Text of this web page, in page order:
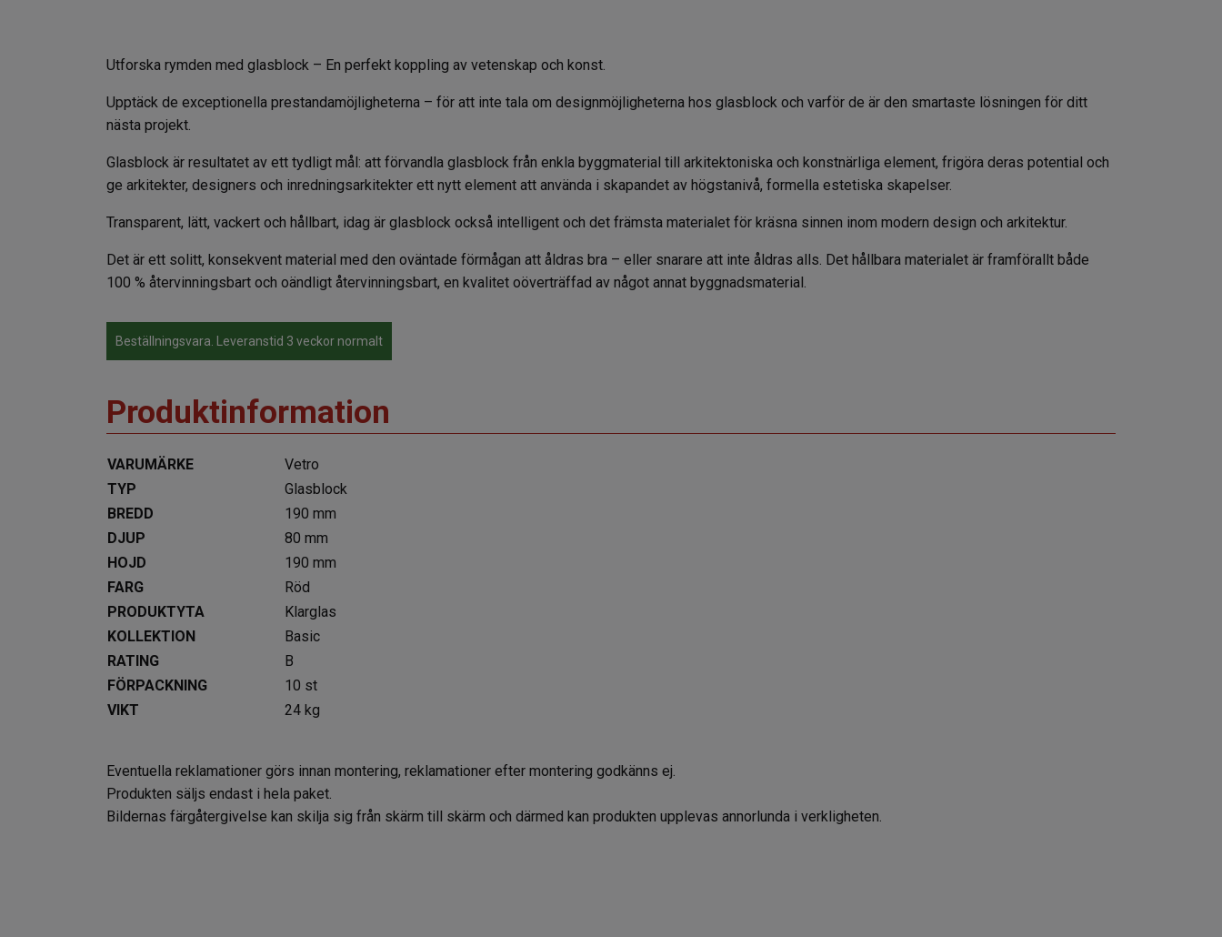
Utforska rymden med glasblock – En perfekt koppling av vetenskap och konst.
Upptäck de exceptionella prestandamöjligheterna – för att inte tala om designmöjligheterna hos glasblock och varför de är den smartaste lösningen för ditt
nästa projekt.
Glasblock är resultatet av ett tydligt mål: att förvandla glasblock från enkla byggmaterial till arkitektoniska och konstnärliga element, frigöra deras potential och
ge arkitekter, designers och inredningsarkitekter ett nytt element att använda i skapandet av högstanivå, formella estetiska skapelser.
Transparent, lätt, vackert och hållbart, idag är glasblock också intelligent och det främsta materialet för kräsna sinnen inom modern design och arkitektur.
Det är ett solitt, konsekvent material med den oväntade förmågan att åldras bra – eller snarare att inte åldras alls. Det hållbara materialet är framförallt både
100 % återvinningsbart och oändligt återvinningsbart, en kvalitet oöverträffad av något annat byggnadsmaterial.
Beställningsvara. Leveranstid 3 veckor normalt
Produktinformation
VARUMÄRKE
Vetro
TYP
Glasblock
BREDD
190 mm
DJUP
80 mm
HOJD
190 mm
FARG
Röd
PRODUKTYTA
Klarglas
KOLLEKTION
Basic
RATING
B
FÖRPACKNING
10 st
VIKT
24 kg
Eventuella reklamationer görs innan montering, reklamationer efter montering godkänns ej.
Produkten säljs endast i hela paket.
Bildernas färgåtergivelse kan skilja sig från skärm till skärm och därmed kan produkten upplevas annorlunda i verkligheten.